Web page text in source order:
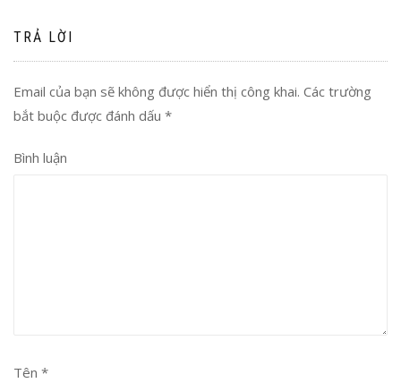
TRẢ LỜI
Email của bạn sẽ không được hiển thị công khai. Các trường
bắt buộc được đánh dấu *
Bình luận
Tên *